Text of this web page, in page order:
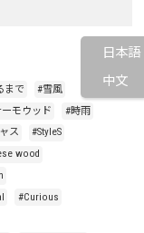
日本語
中文
まで
#雪風
ーモウッド
#時雨
ス
#StyleS
wood
#Curious